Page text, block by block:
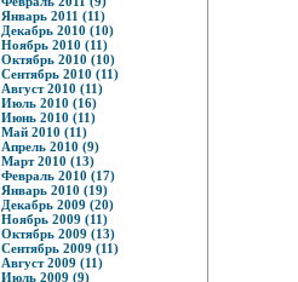
Январь 2011 (11)
Декабрь 2010 (10)
Ноябрь 2010 (11)
Октябрь 2010 (10)
Сентябрь 2010 (11)
Август 2010 (11)
Июль 2010 (16)
Июнь 2010 (11)
Май 2010 (11)
Апрель 2010 (9)
Март 2010 (13)
Февраль 2010 (17)
Январь 2010 (19)
Декабрь 2009 (20)
Ноябрь 2009 (11)
Октябрь 2009 (13)
Сентябрь 2009 (11)
Август 2009 (11)
Июль 2009 (9)